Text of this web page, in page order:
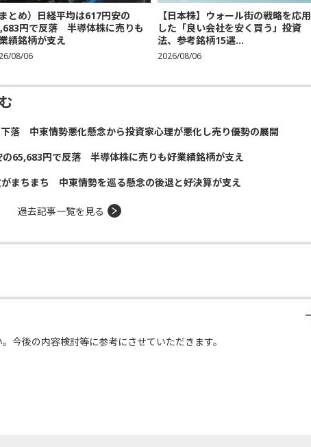
まとめ）日経平均は617円安の
円で反落 半導体株に売りも
績銘柄が支え
08/06
【日本株】ウォール街の戦略を応用
した「良い会社を安く買う」投資
法、参考銘柄15選...
2026/08/06
下落 中東情勢悪化懸念から投資家心理が悪化し売り優勢の展開
の65,683円で反落 半導体株に売りも好業績銘柄が支え
がまちまち 中東情勢を巡る懸念の後退と好決算が支え
過去記事一覧を見る
今後の内容検討等に参考にさせていただきます。